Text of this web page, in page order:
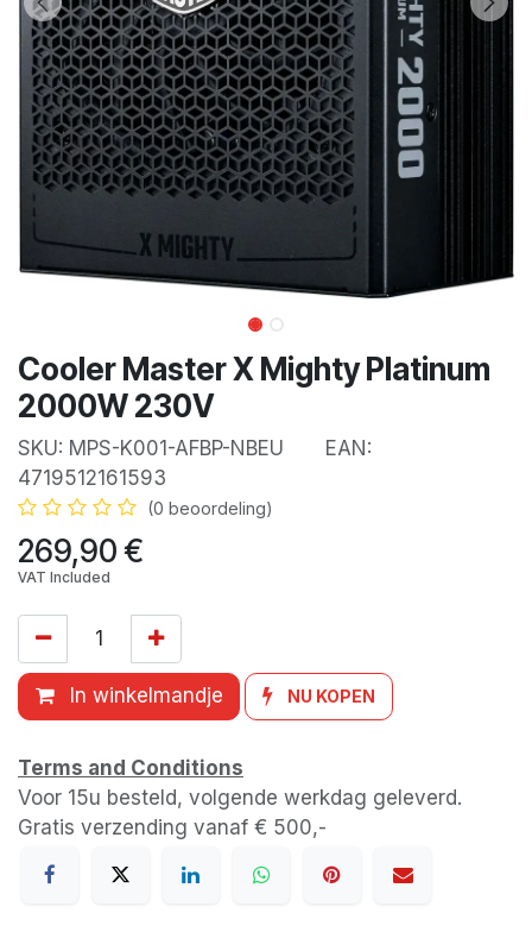
Cooler Master X Mighty Platinum
2000W 230V
SKU: MPS-K001-AFBP-NBEU EAN:
4719512161593
(0 beoordeling)
269,90€
VAT Included
In winkelmandje NU KOPEN
Terms and Conditions
Voor 15u besteld, volgende werkdag geleverd.
Gratis verzending vanaf € 500,-